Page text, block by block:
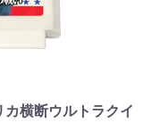
横断ウルトラクイ